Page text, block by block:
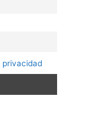
privacidad